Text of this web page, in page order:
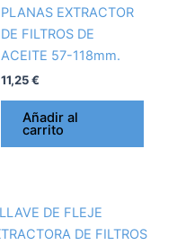
PLANAS EXTRACTOR
DE FILTROS DE
ACEITE 57-118mm.
11,25€
Añadir al
carrito